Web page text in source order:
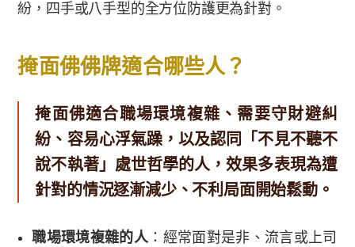
紛，四手或八手型的全方位防護更為針對。
掩面佛佛牌適合哪些人？
掩面佛適合職場環境複雜、需要守財避糾
紛、容易心浮氣躁，以及認同「不見不聽不
說不執著」處世哲學的人，效果多表現為遭
針對的情況逐漸減少、不利局面開始鬆動。
職場環境複雜的人：經常面對是非、流言或上司